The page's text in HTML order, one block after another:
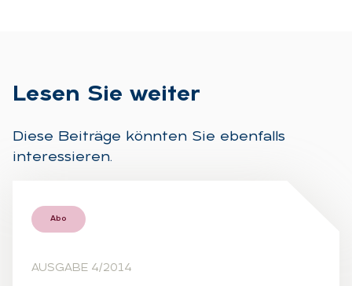
Le­sen Sie wei­ter
Diese Beiträge könnten Sie ebenfalls
interessieren.
Abo
AUSGABE 4/2014